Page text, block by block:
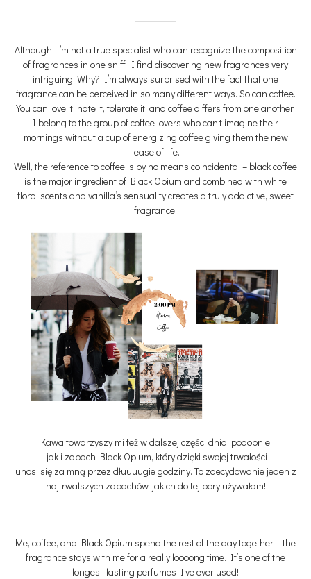
Although I’m not a true specialist who can recognize the composition
of fragrances in one sniff, I find discovering new fragrances very
intriguing. Why? I’m always surprised with the fact that one
fragrance can be perceived in so many different ways. So can coffee.
You can love it, hate it, tolerate it, and coffee differs from one another.
I belong to the group of coffee lovers who can’t imagine their
mornings without a cup of energizing coffee giving them the new
lease of life.
Well, the reference to coffee is by no means coincidental – black coffee
is the major ingredient of Black Opium and combined with white
floral scents and vanilla’s sensuality creates a truly addictive, sweet
fragrance.
Kawa towarzyszy mi też w dalszej części dnia, podobnie
jak i zapach Black Opium, który dzięki swojej trwałości
unosi się za mną przez dłuuuugie godziny. To zdecydowanie jeden z
najtrwalszych zapachów, jakich do tej pory używałam!
Me, coffee, and Black Opium spend the rest of the day together – the
fragrance stays with me for a really loooong time. It’s one of the
longest-lasting perfumes I’ve ever used!